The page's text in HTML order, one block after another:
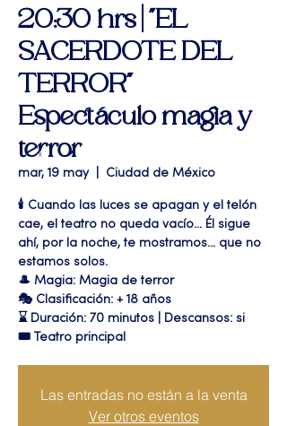
20:30 hrs | "EL
SACERDOTE DEL
TERROR"
Espectáculo magia y
terror
mar, 19 may
  |
Ciudad de México
🕯️ Cuando las luces se apagan y el telón
cae, el teatro no queda vacío... Él sigue
ahí, por la noche, te mostramos... que no
estamos solos.
🎩 Magia: Magia de terror
🎭 Clasificación: + 18 años
⌛ Duración: 70 minutos | Descansos: si
🎟 Teatro principal
Las entradas no están a la venta
Ver otros eventos